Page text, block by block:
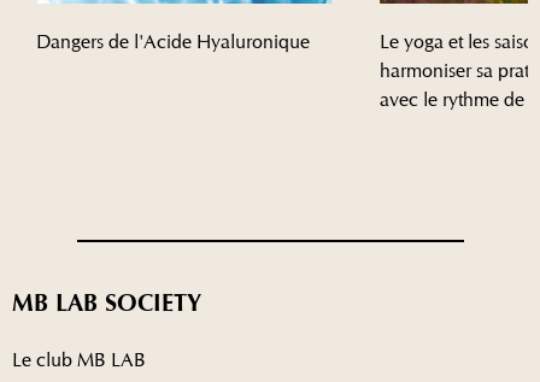
Dangers de l'Acide Hyaluronique
Le yoga et les
harmoniser sa
avec le rythme de
MB LAB SOCIETY
Le club MB LAB